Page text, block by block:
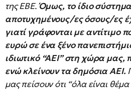
της ΕΒΕ.Όμως, το ίδιο
αποτυχημένους/ες όσους/ες
γιατί γράφονται με αντίτιμο
ευρώ σε ένα ξένο
ιδιωτικό “ΑΕΙ” στη χώρα μας,
ενώ κλείνουν τα δημόσια ΑΕΙ.
μας πείσουν ότι “όλα είναι